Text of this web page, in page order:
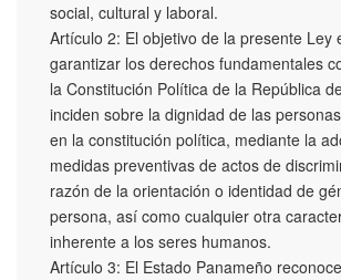
social, cultural y laboral.
Artículo 2: El objetivo de la presente Ley
garantizar los derechos fundamentales
la Constitución Política de la República
inciden sobre la dignidad de las
en la constitución política, mediante la
medidas preventivas de actos de
razón de la orientación o identidad de
persona, así como cualquier otra
inherente a los seres humanos.
Artículo 3: El Estado Panameño